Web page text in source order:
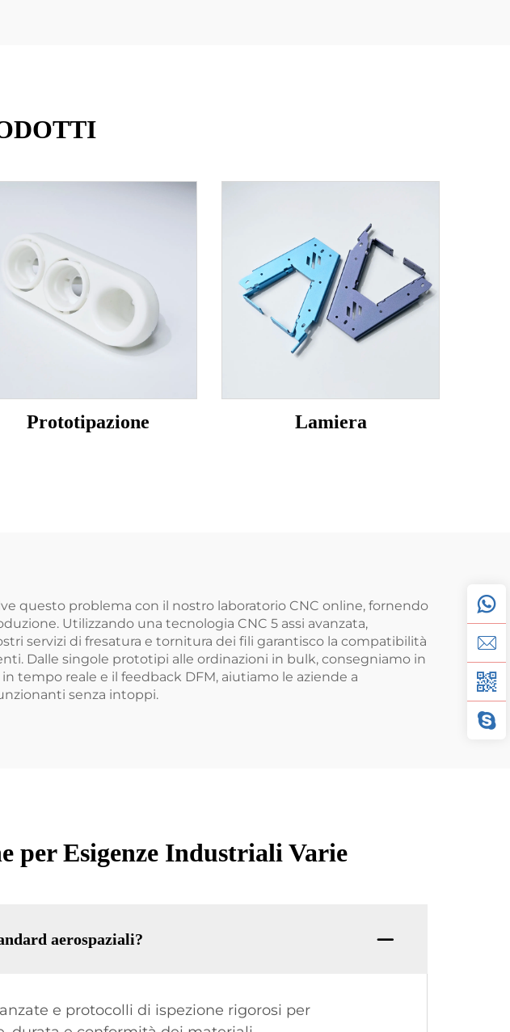
Prototipazione Lamiera
questo problema con il nostro laboratorio CNC online, fornendo
Utilizzando una tecnologia CNC 5 assi avanzata,
servizi di fresatura e tornitura dei fili garantisco la compatibilità
Dalle singole prototipi alle ordinazioni in bulk, consegniamo in
tempo reale e il feedback DFM, aiutiamo le aziende a
senza intoppi.
per Esigenze Industriali Varie
aerospaziali?
e protocolli di ispezione rigorosi per